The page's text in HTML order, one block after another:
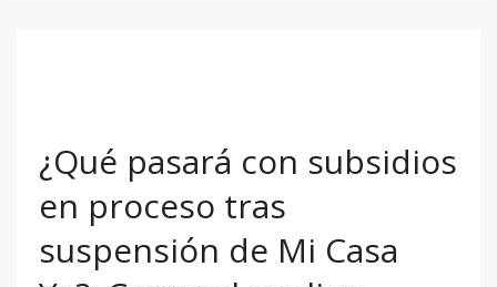
¿Qué pasará con subsidios
en proceso tras
suspensión de Mi Casa